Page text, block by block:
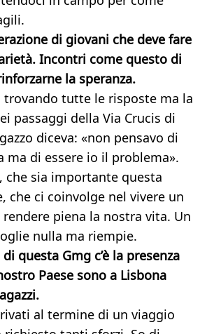
di giovani che deve fare
Incontri come questo di
la speranza.
trovando tutte le risposte ma la
passaggi della Via Crucis di
diceva: «non pensavo di
ma di essere io il problema».
che sia importante questa
che ci coinvolge nel vivere un
piena la nostra vita. Un
nulla ma riempie.
questa Gmg c’è la presenza
Paese sono a Lisbona
al termine di un viaggio